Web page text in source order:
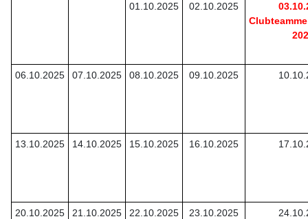
01.10.2025
02.10.2025
06.10.2025 07.10.2025 08.10.2025 09.10.2025
13.10.2025 14.10.2025 15.10.2025 16.10.2025
20.10.2025 21.10.2025 22.10.2025 23.10.2025